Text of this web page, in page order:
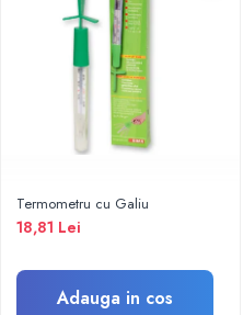
Termometru cu Galiu
18,81 Lei
Adauga in cos